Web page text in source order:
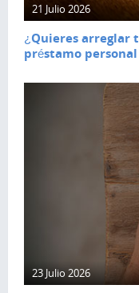
21 Julio 2026
¿Quieres arreglar
préstamo
23 Julio 2026